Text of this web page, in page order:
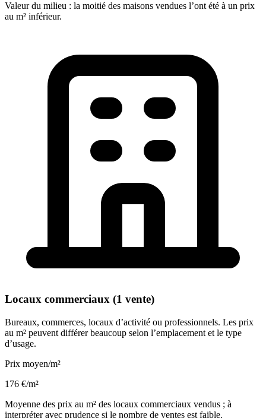
Valeur du milieu : la moitié des maisons vendues l’ont été à un prix
au m² inférieur.
Locaux commerciaux (1 vente)
Bureaux, commerces, locaux d’activité ou professionnels. Les prix
au m² peuvent différer beaucoup selon l’emplacement et le type
d’usage.
Prix moyen/m²
176 €/m²
Moyenne des prix au m² des locaux commerciaux vendus ; à
interpréter avec prudence si le nombre de ventes est faible.